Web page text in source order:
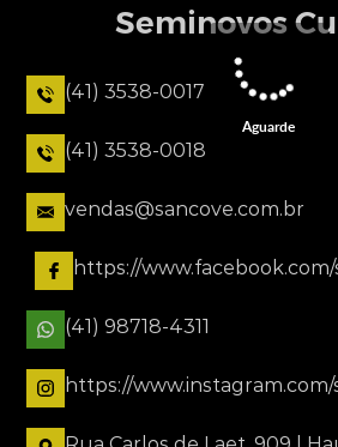
Seminovos
(41) 3538-0017
(41) 3538-0018
vendas@sancove.com.br
https://
(41) 98718-4311
https://
Aguarde